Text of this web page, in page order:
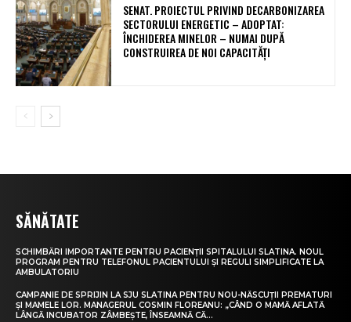
SENAT. PROIECTUL PRIVIND DECARBONIZAREA
SECTORULUI ENERGETIC – ADOPTAT:
ÎNCHIDEREA MINELOR – NUMAI DUPĂ
CONSTRUIREA DE NOI CAPACITĂȚI
SĂNĂTATE
SCHIMBĂRI IMPORTANTE PENTRU PACIENȚII SPITALULUI SLATINA. NOUL
PROGRAM PENTRU TELEFONUL PACIENTULUI ȘI REGULI SIMPLIFICATE LA
AMBULATORIU
CAMPANIE DE SPRIJIN LA SJU SLATINA PENTRU NOU-NĂSCUȚII PREMATURI
ȘI MAMELE LOR. MANAGERUL COSMIN FLOREANU: „CÂND O MAMĂ AFLATĂ
LÂNGĂ INCUBATOR ZÂMBEȘTE, ÎNSEAMNĂ CĂ...